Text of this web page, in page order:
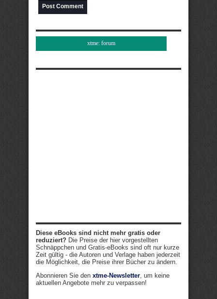
xtme: forum
Diese eBooks sind nicht mehr gratis oder
reduziert? Die Preise der hier vorgestellten
Schnäppchen und Gratis-eBooks sind oft nur kurze
Zeit gültig - die Autoren und Verlage haben jederzeit
die Möglichkeit, die Preise ihrer Bücher zu ändern.
Abonnieren Sie den xtme-Newsletter , um keine
aktuellen Angebote mehr zu verpassen!